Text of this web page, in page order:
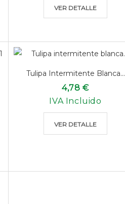
VER DETALLE
Tulipa Intermitente Blanca...
4,78 €
IVA Incluido
VER DETALLE